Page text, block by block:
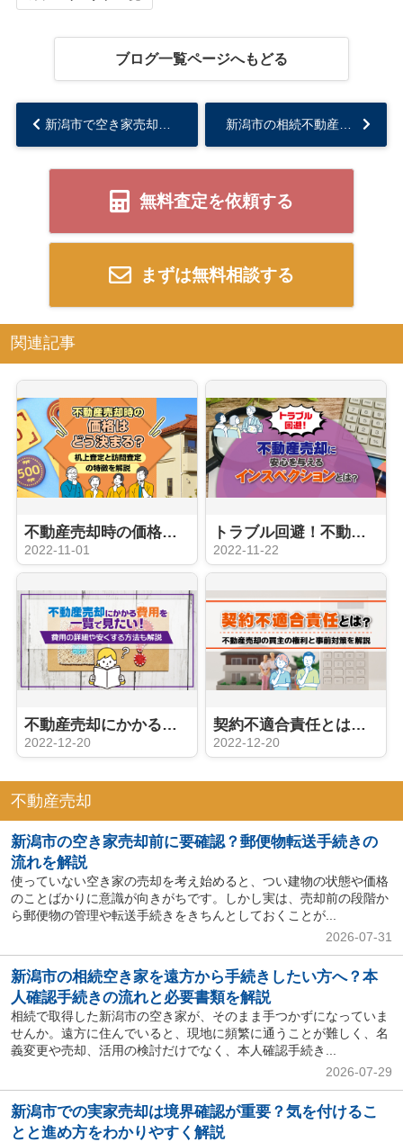
ブログ一覧ページへもどる
無料査定を依頼する
まずは無料相談する
関連記事
不動産売却時の価格はどう決まる？机上査定と訪問査定の特徴を解説
2022-11-01
トラブル回避！不動産売却に安心を与えるインスペクションとは？
2022-11-22
不動産売却にかかる費用を一覧で見たい！費用の詳細や安くする方法も解説
2022-12-20
契約不適合責任とは？不動産売却の買主の権利と事前対策を解説
2022-12-20
不動産売却
新潟市の空き家売却前に要確認？郵便物転送手続きの
流れを解説
使っていない空き家の売却を考え始めると、つい建物の状態や価格
のことばかりに意識が向きがちです。しかし実は、売却前の段階か
ら郵便物の管理や転送手続きをきちんとしておくことが...
2026-07-31
新潟市の相続空き家を遠方から手続きしたい方へ？本
人確認手続きの流れと必要書類を解説
相続で取得した新潟市の空き家が、そのまま手つかずになっていま
せんか。遠方に住んでいると、現地に頻繁に通うことが難しく、名
義変更や売却、活用の検討だけでなく、本人確認手続き...
2026-07-29
新潟市での実家売却は境界確認が重要？気を付けるこ
とと進め方をわかりやすく解説